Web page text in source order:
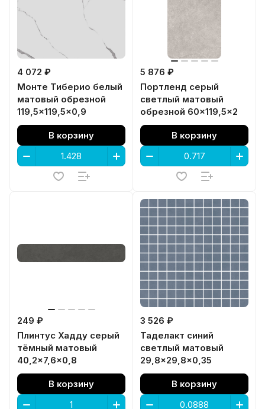
4 072 ₽
Монте Тиберио белый
матовый обрезной
119,5x119,5x0,9
В корзину
5 876 ₽
Портленд серый
светлый матовый
обрезной 60x119,5x2
В корзину
249 ₽
Плинтус Хадду серый
тёмный матовый
40,2x7,6x0,8
В корзину
3 526 ₽
Таделакт синий
светлый матовый
29,8x29,8x0,35
В корзину